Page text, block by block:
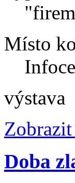
Místo
výstava
Doba